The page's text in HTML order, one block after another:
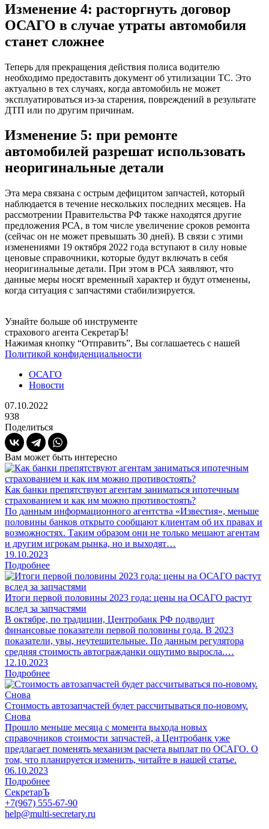
Изменение 4: расторгнуть договор
ОСАГО в случае утраты автомобиля
станет сложнее
Теперь для прекращения действия полиса водителю
необходимо предоставить документ об утилизации ТС. Это
актуально в тех случаях, когда автомобиль не может
эксплуатироваться из-за старения, повреждений в результате
ДТП или по другим причинам.
Изменение 5: при ремонте
автомобилей разрешат использовать
неоригинальные детали
Эта мера связана с острым дефицитом запчастей, который
наблюдается в течение нескольких последних месяцев. На
рассмотрении Правительства РФ также находятся другие
предложения РСА, в том числе увеличение сроков ремонта
(сейчас он не может превышать 30 дней). В связи с этими
изменениями 19 октября 2022 года вступают в силу новые
ценовые справочники, которые будут включать в себя
неоригинальные детали. При этом в РСА заявляют, что
данные меры носят временный характер и будут отменены,
когда ситуация с запчастями стабилизируется.
Узнайте больше об инструменте
страхового агента СекретарЪ!
Нажимая кнопку “Отправить”, Вы соглашаетесь с нашей
Политикой конфиденциальности
ОСАГО
Новости
07.10.2022
938
Поделиться
Вам может быть интересно
Как банки препятствуют агентам заниматься ипотечным
страхованием и как им можно противостоять?
По данным информационного агентства «Известия», меньше
половины банков открыто сообщают клиентам об их правах и
возможностях. Таким образом они не только мешают агентам
и другим игрокам рынка, но и выходят…
19.10.2023
Подробнее
Итоги первой половины 2023 года: цены на ОСАГО растут
вслед за запчастями
В октябре, по традиции, Центробанк РФ подводит
финансовые показатели первой половины года. В 2023
показатели, увы, неутешительные. По данным регулятора
средняя стоимость автогражданки ощутимо выросла.…
12.10.2023
Подробнее
Стоимость автозапчастей будет рассчитываться по-новому.
Снова
Прошло меньше месяца с момента выхода новых
справочников стоимости запчастей, а Центробанк уже
предлагает поменять механизм расчета выплат по ОСАГО. О
том, что планируется изменить, читайте в нашей статье.
06.10.2023
Подробнее
СекретарЪ
+7(967) 555-67-90
help@multi-secretary.ru